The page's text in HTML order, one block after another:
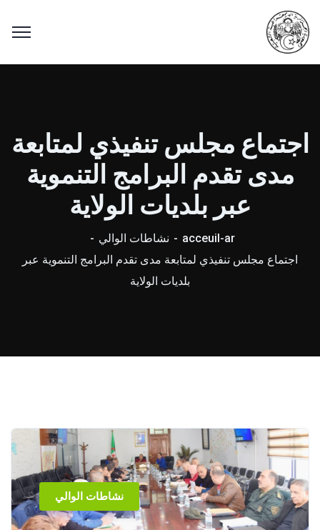
اجتماع مجلس تنفيذي لمتابعة
مدى تقدم البرامج التنموية
عبر بلديات الولاية
acceuil-ar
نشاطات الوالي
اجتماع مجلس تنفيذي لمتابعة مدى تقدم البرامج التنموية عبر
بلديات الولاية
نشاطات الوالي